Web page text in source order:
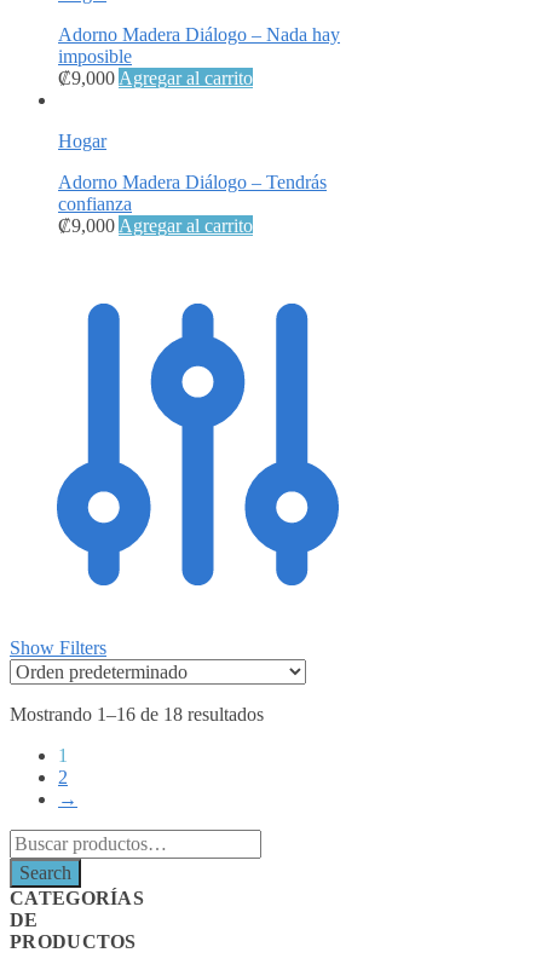
Adorno Madera Diálogo – Nada hay
imposible
₡9,000 Agregar al carrito
Hogar
Adorno Madera Diálogo – Tendrás
confianza
₡9,000 Agregar al carrito
Show Filters
Mostrando 1–16 de 18 resultados
1
2
→
Search
for:
Search
CATEGORÍAS
DE
PRODUCTOS